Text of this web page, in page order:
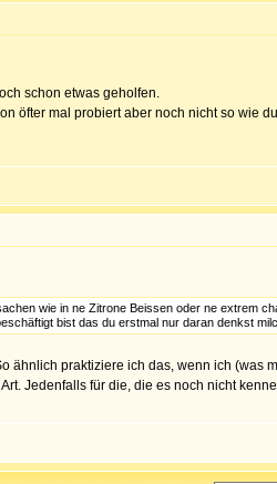
schon etwas geholfen.
öfter mal probiert aber noch nicht so wie
wie in ne Zitrone Beissen oder ne extrem
bist das du erstmal nur daran denkst
ähnlich praktiziere ich das, wenn ich
Jedenfalls für die, die es noch nicht